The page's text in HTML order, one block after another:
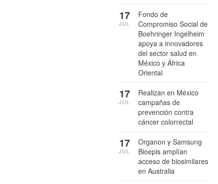
Fondo de
Compromiso Social de
Boehringer Ingelheim
apoya a innovadores
del sector salud en
México y África
Oriental
17
JUL
Realizan en México
campañas de
prevención contra
cáncer colorrectal
17
JUL
Organon y Samsung
Bioepis amplían
acceso de biosimilares
en Australia
17
JUL